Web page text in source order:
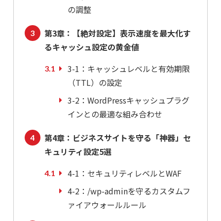
の調整
第3章：【絶対設定】表示速度を最大化す
るキャッシュ設定の黄金値
3-1：キャッシュレベルと有効期限
（TTL）の設定
3-2：WordPressキャッシュプラグ
インとの最適な組み合わせ
第4章：ビジネスサイトを守る「神器」セ
キュリティ設定5選
4-1：セキュリティレベルとWAF
4-2：/wp-adminを守るカスタムフ
ァイアウォールルール